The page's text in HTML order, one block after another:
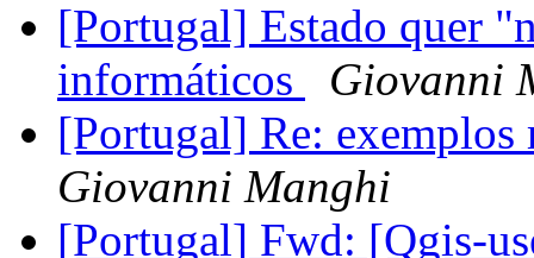
[Portugal] Estado quer
informáticos
Giovanni
[Portugal] Re: exemplos
Giovanni Manghi
[Portugal] Fwd: [Qgis-